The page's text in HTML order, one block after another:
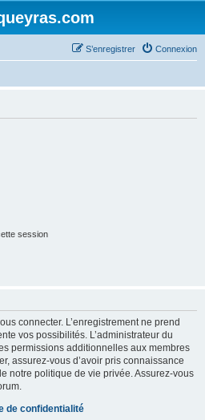
Connexion
S’enregistrer
session
connecter. L’enregistrement ne prend
vos possibilités. L’administrateur du
permissions additionnelles aux membres
assurez-vous d’avoir pris connaissance
notre politique de vie privée. Assurez-vous
de confidentialité